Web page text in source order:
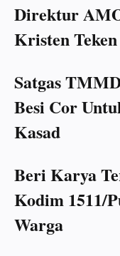
Direktur
Kristen
Satgas
Besi Cor
Kasad
Beri Karya
Kodim 1511/
Warga